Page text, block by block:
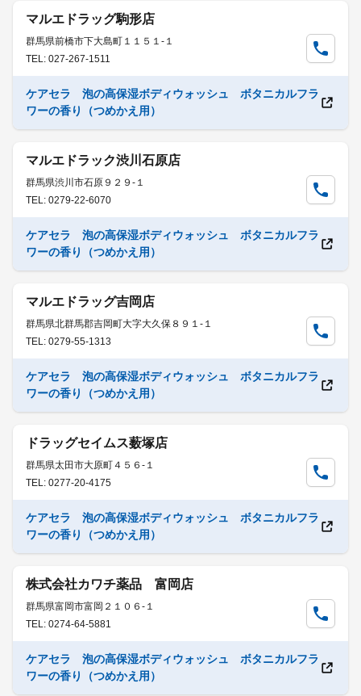
マルエドラッグ駒形店
群馬県前橋市下大島町１１５１-１
TEL: 027-267-1511
ケアセラ 泡の高保湿ボディウォッシュ ボタニカルフラ
ワーの香り（つめかえ用）
マルエドラック渋川石原店
群馬県渋川市石原９２９-１
TEL: 0279-22-6070
ケアセラ 泡の高保湿ボディウォッシュ ボタニカルフラ
ワーの香り（つめかえ用）
マルエドラッグ吉岡店
群馬県北群馬郡吉岡町大字大久保８９１-１
TEL: 0279-55-1313
ケアセラ 泡の高保湿ボディウォッシュ ボタニカルフラ
ワーの香り（つめかえ用）
ドラッグセイムス薮塚店
群馬県太田市大原町４５６-１
TEL: 0277-20-4175
ケアセラ 泡の高保湿ボディウォッシュ ボタニカルフラ
ワーの香り（つめかえ用）
株式会社カワチ薬品 富岡店
群馬県富岡市富岡２１０６-１
TEL: 0274-64-5881
ケアセラ 泡の高保湿ボディウォッシュ ボタニカルフラ
ワーの香り（つめかえ用）